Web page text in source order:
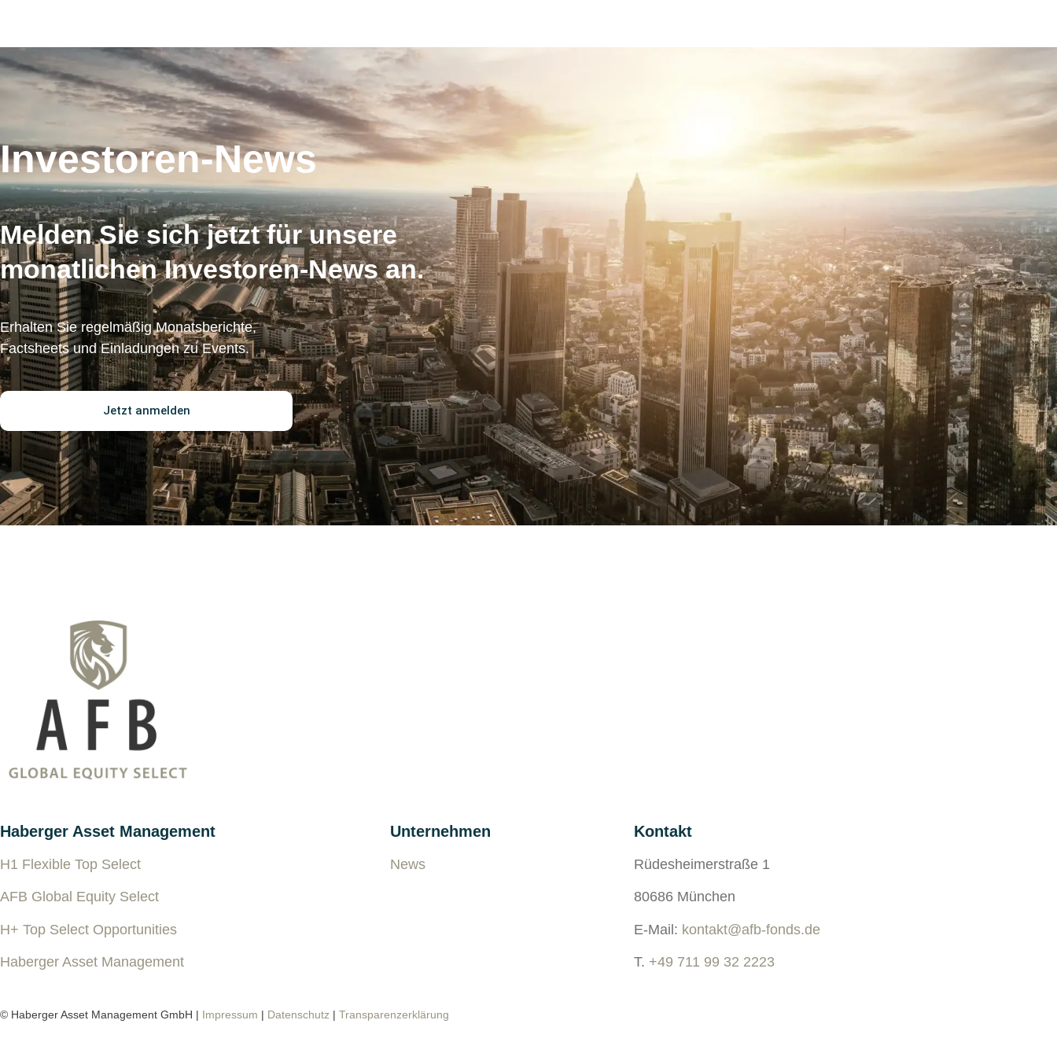
Investoren-News
Melden Sie sich jetzt für unsere
monatlichen Investoren-News an.
Erhalten Sie regelmäßig Monatsberichte,
Factsheets und Einladungen zu Events.
Jetzt anmelden
Haberger Asset Management
H1 Flexible Top Select
AFB Global Equity Select
H+ Top Select Opportunities
Haberger Asset Management
Unternehmen
News
Kontakt
Rüdesheimerstraße 1
80686 München
E-Mail: kontakt@afb-fonds.de
T. +49 711 99 32 2223
© Haberger Asset Management GmbH | Impressum | Datenschutz | Transparenzerklärung